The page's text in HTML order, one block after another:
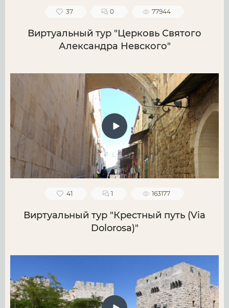
37 0 77944
Виртуальный тур "Церковь Святого
Александра Невского"
41 1 163177
Виртуальный тур "Крестный путь (Via
Dolorosa)"